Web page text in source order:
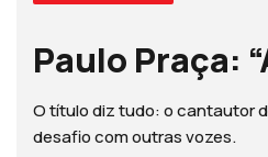
Paulo Praça:
O título diz tudo: o cantautor
desafio com outras vozes.